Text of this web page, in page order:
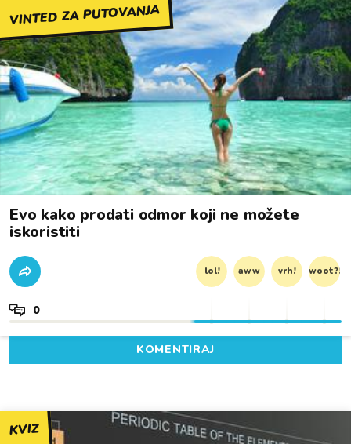
VINTED ZA PUTOVANJA
Evo kako prodati odmor koji ne možete
iskoristiti
lol! aww vrh! woot?!
0
KOMENTIRAJ
KVIZ